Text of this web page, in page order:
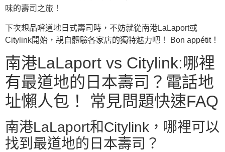
味的壽司之旅！
下次想品嚐道地日式壽司時，不妨就從南港LaLaport或
Citylink開始，親自體驗各家店的獨特魅力吧！ Bon appétit！
南港LaLaport vs Citylink:哪裡
有最道地的日本壽司？電話地
址懶人包！ 常見問題快速FAQ
南港LaLaport和Citylink，哪裡可以
找到最道地的日本壽司？